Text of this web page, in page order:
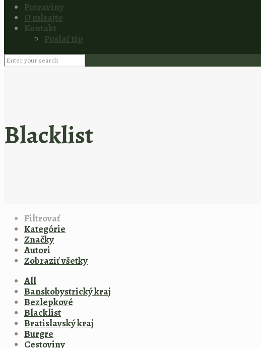
Potraviny
O mlsajte
Kontakt
Poslať tip
Blacklist
Filtrovať
Kategórie
Značky
Autori
Zobraziť všetky
All
Banskobystrický kraj
Bezlepkové
Blacklist
Bratislavský kraj
Burgre
Cestoviny